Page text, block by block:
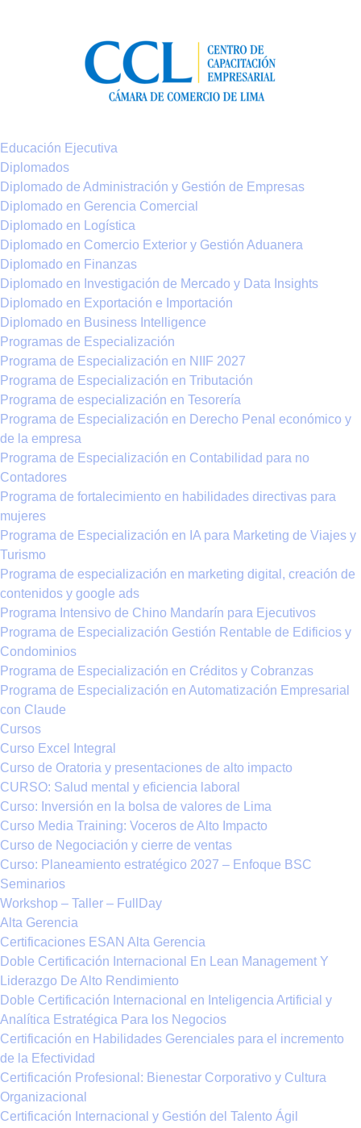
Educación Ejecutiva
Diplomados
Diplomado de Administración y Gestión de Empresas
Diplomado en Gerencia Comercial
Diplomado en Logística
Diplomado en Comercio Exterior y Gestión Aduanera
Diplomado en Finanzas
Diplomado en Investigación de Mercado y Data Insights
Diplomado en Exportación e Importación
Diplomado en Business Intelligence
Programas de Especialización
Programa de Especialización en NIIF 2027
Programa de Especialización en Tributación
Programa de especialización en Tesorería
Programa de Especialización en Derecho Penal económico y
de la empresa
Programa de Especialización en Contabilidad para no
Contadores
Programa de fortalecimiento en habilidades directivas para
mujeres
Programa de Especialización en IA para Marketing de Viajes y
Turismo
Programa de especialización en marketing digital, creación de
contenidos y google ads
Programa Intensivo de Chino Mandarín para Ejecutivos
Programa de Especialización Gestión Rentable de Edificios y
Condominios
Programa de Especialización en Créditos y Cobranzas
Programa de Especialización en Automatización Empresarial
con Claude
Cursos
Curso Excel Integral
Curso de Oratoria y presentaciones de alto impacto
CURSO: Salud mental y eficiencia laboral
Curso: Inversión en la bolsa de valores de Lima
Curso Media Training: Voceros de Alto Impacto
Curso de Negociación y cierre de ventas
Curso: Planeamiento estratégico 2027 – Enfoque BSC
Seminarios
Workshop – Taller – FullDay
Alta Gerencia
Certificaciones ESAN Alta Gerencia
Doble Certificación Internacional En Lean Management Y
Liderazgo De Alto Rendimiento
Doble Certificación Internacional en Inteligencia Artificial y
Analítica Estratégica Para los Negocios
Certificación en Habilidades Gerenciales para el incremento
de la Efectividad
Certificación Profesional: Bienestar Corporativo y Cultura
Organizacional
Certificación Internacional y Gestión del Talento Ágil